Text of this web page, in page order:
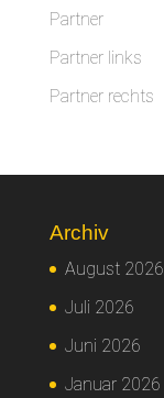
Partner
Partner links
Partner rechts
Archiv
August 2026
Juli 2026
Juni 2026
Januar 2026